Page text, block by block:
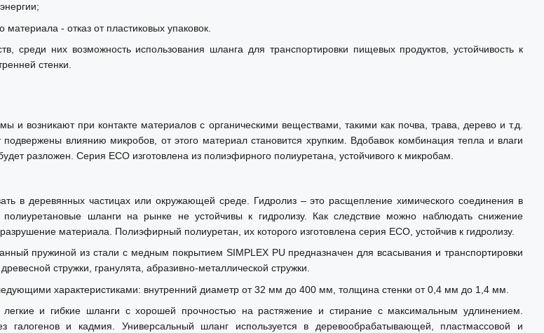
- отказ от пластиковых упаковок.
среди них возможность использования шланга для транспортировки пищевых продуктов, устойчивость к
стенки.
и возникают при контакте материалов с органическими веществами, такими как почва, трава, дерево и т.д.
влиянию микробов, от этого материал становится хрупким. Вдобавок комбинация тепла и влаги
разложен. Серия ECO изготовлена из полиэфирного полиуретана, устойчивого к микробам.
в деревянных частицах или окружающей среде. Гидролиз – это расщепление химического соединения в
полиуретановые шланги на рынке не устойчивы к гидролизу. Как следствие можно наблюдать снижение
материала. Полиэфирный полиуретан, их которого изготовлена серия ECO, устойчив к гидролизу.
пружиной из стали с медным покрытием SIMPLEX PU предназначен для всасывания и транспортировки
стружки, гранулята, абразивно-металлической стружки.
характеристиками: внутренний диаметр от 32 мм до 400 мм, толщина стенки от 0,4 мм до 1,4 мм.
и гибкие шланги с хорошей прочностью на растяжение и стирание с максимальным удлинением.
галогенов и кадмия. Универсальный шланг используется в деревообрабатывающей, пластмассовой и